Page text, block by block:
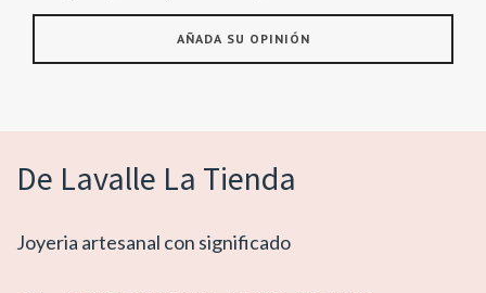
De Lavalle La Tienda
Joyeria artesanal con significado